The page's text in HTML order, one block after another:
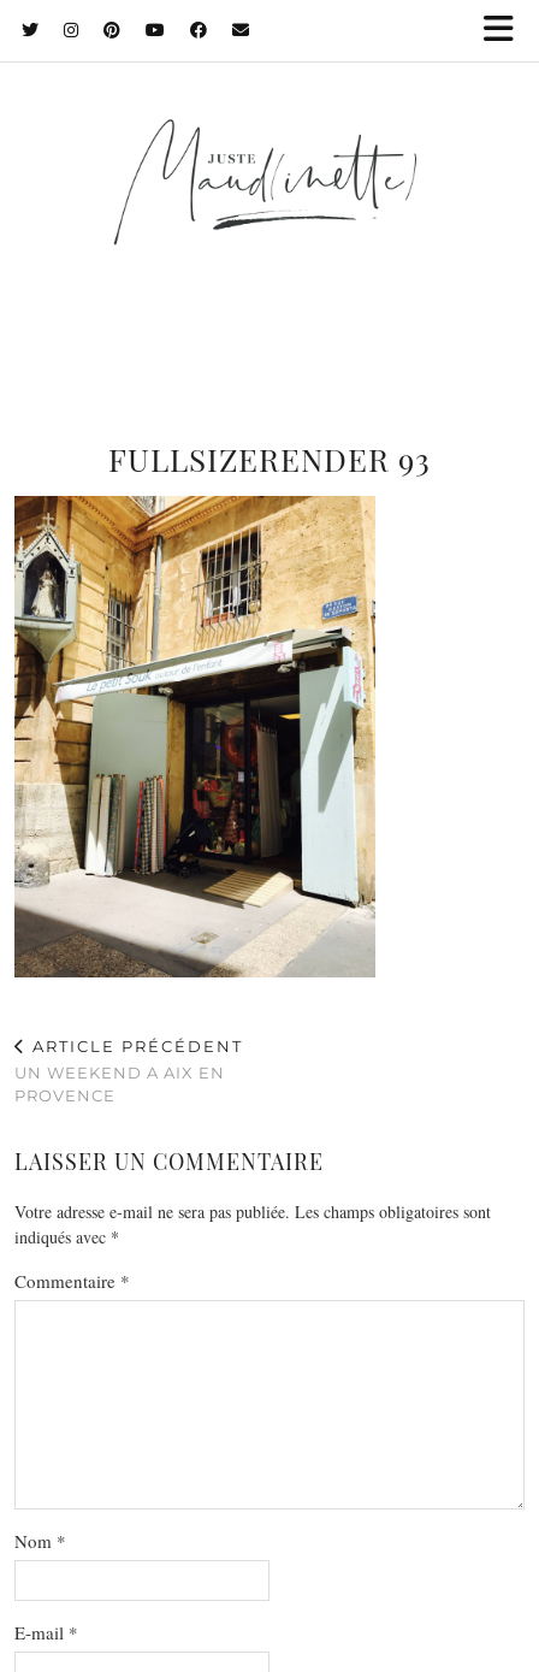
FULLSIZERENDER 93
ARTICLE PRÉCÉDENT
UN WEEKEND A AIX EN
PROVENCE
LAISSER UN COMMENTAIRE
Votre adresse e-mail ne sera pas publiée. Les champs obligatoires sont
indiqués avec *
Commentaire *
Nom *
E-mail *